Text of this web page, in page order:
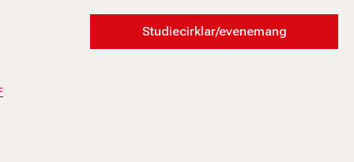
Studiecirklar/evenemang